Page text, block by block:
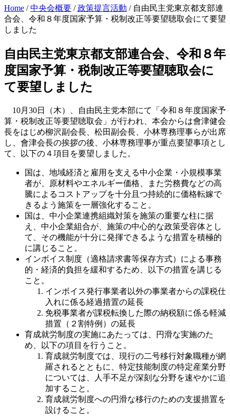
Home /中央会概要 /政策提言活動 / 自由民主党東京都支部連
合会、令和８年度国家予算・税制改正等要望聴取会にて要望
しました
自由民主党東京都支部連合会、令和８年
度国家予算・税制改正等要望聴取会に
て要望しました
10月30日（木）、自由民主党本部にて「令和８年度国家予
算・税制改正等要望聴取会」が行われ、本会からは會津健会
長をはじめ柳沢副会長、松田副会長、小林専務理事らが出席
し、會津会長の挨拶の後、小林専務理事が重点要望事項とし
て、以下の４項目を要望しました。
国は、地域経済と雇用を支える中小企業・小規模事業
者が、原材料やエネルギー価格、また労務費などの高
騰によるコストアップを十分且つ持続的に価格転嫁で
きるよう施策を一層強化すること。
国は、中小企業連携組織対策を施策の重要な柱に据
え、中小企業組合が、施策の中心的な政策受容体とし
て、その機能が十分に発揮できるような措置を積極的
に講じること。
インボイス制度（適格請求書等保存方式）による事務
的・経済的負担を緩和するため、以下の措置を講じる
こと。
インボイス発行事業者以外の事業者からの課税仕
入れに係る経過措置の延長
免税事業者が課税転換した際の納税額に係る軽減
措置（２割特例）の延長
育成就労制度の実施にあたっては、円滑な実施のた
め、以下の項目を行うこと。
育成就労制度では、現行の二号移行対象職種が網
羅されるとともに、特定技能制度の特定産業分野
については、人手不足が深刻な分野を速やかに追
加すること。
育成就労制度への円滑な移行のための支援措置を
設けること。